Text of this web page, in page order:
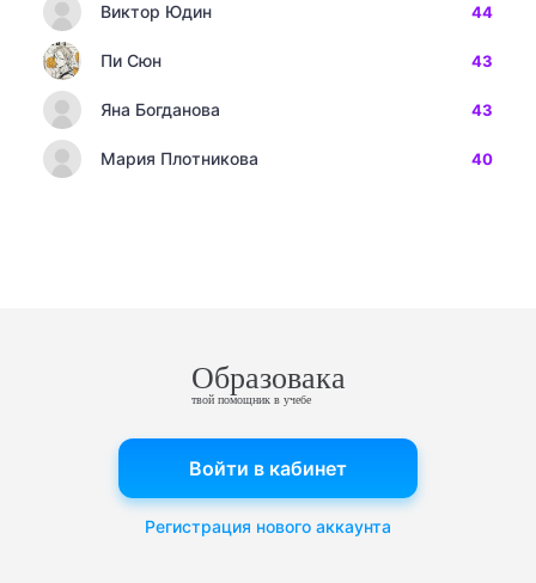
Виктор Юдин 44
Пи Сюн 43
Яна Богданова 43
Мария Плотникова 40
Образовака
твой помощник в учебе
Войти в кабинет
Регистрация нового аккаунта